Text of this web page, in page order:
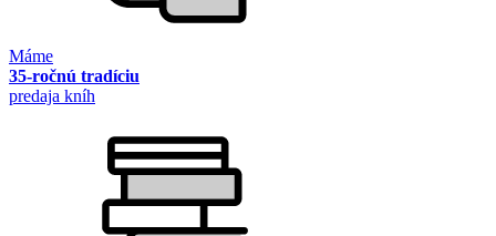
Máme
35-ročnú tradíciu
predaja kníh